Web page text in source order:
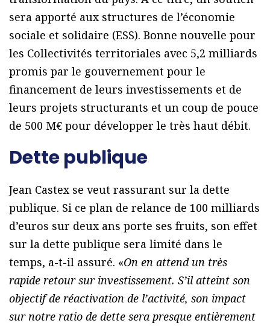
sera apporté aux structures de l’économie
sociale et solidaire (ESS). Bonne nouvelle pour
les Collectivités territoriales avec 5,2 milliards
promis par le gouvernement pour le
financement de leurs investissements et de
leurs projets structurants et un coup de pouce
de 500 M€ pour développer le très haut débit.
Dette publique
Jean Castex se veut rassurant sur la dette
publique. Si ce plan de relance de 100 milliards
d’euros sur deux ans porte ses fruits, son effet
sur la dette publique sera limité dans le
temps, a-t-il assuré. «On en attend un très
rapide retour sur investissement. S’il atteint son
objectif de réactivation de l’activité, son impact
sur notre ratio de dette sera presque entièrement